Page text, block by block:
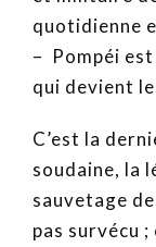
quotidienne
– Pompéi est
qui devient
C’est la
soudaine, la
sauvetage
pas survécu ;